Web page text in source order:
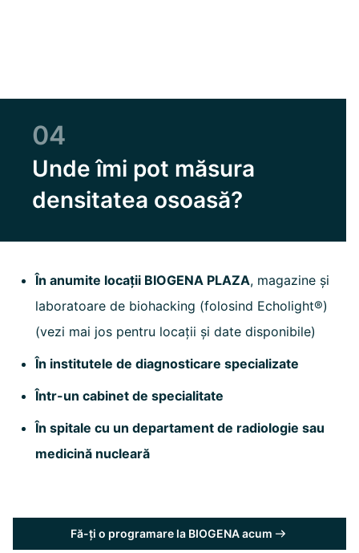
04
Unde îmi pot măsura
densitatea osoasă?
În anumite locații BIOGENA PLAZA, magazine și
laboratoare de biohacking (folosind Echolight®)
(vezi mai jos pentru locații și date disponibile)
În institutele de diagnosticare specializate
Într-un cabinet de specialitate
În spitale cu un departament de radiologie sau
medicină nucleară
Fă-ți o programare la BIOGENA acum